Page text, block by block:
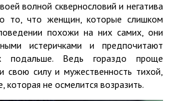
волной сквернословий и негатива
то, что женщин, которые слишком
похожи на них самих, они
истеричками и предпочитают
подальше. Ведь гораздо проще
свою силу и мужественность тихой,
которая не осмелится возразить.